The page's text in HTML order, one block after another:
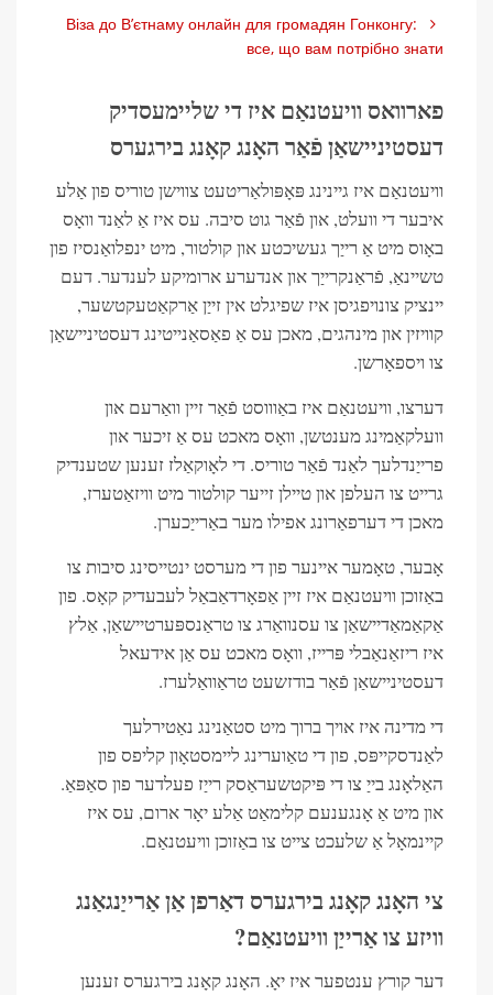
Віза до В’єтнаму онлайн для громадян Гонконгу:
все, що вам потрібно знати
פארוואס וויעטנאַם איז די שליימעסדיק
דעסטיניישאַן פֿאַר האָנג קאָנג בירגערס
וויעטנאַם איז גיינינג פּאָפּולאַריטעט צווישן טוריס פון אַלע
איבער די וועלט, און פֿאַר גוט סיבה. עס איז אַ לאַנד וואָס
באָוס מיט אַ רייַך געשיכטע און קולטור, מיט ינפלואַנסיז פון
טשיינאַ, פֿראַנקרייַך און אנדערע ארומיקע לענדער. דעם
יינציק צונויפגיסן איז שפיגלט אין זייַן אַרקאַטעקטשער,
קוויזין און מינהגים, מאכן עס אַ פאַסאַנייטינג דעסטיניישאַן
צו ויספאָרשן.
דערצו, וויעטנאַם איז באַוווסט פֿאַר זיין וואַרעם און
וועלקאַמינג מענטשן, וואָס מאכט עס אַ זיכער און
פרייַנדלעך לאַנד פֿאַר טוריס. די לאָוקאַלז זענען שטענדיק
גרייט צו העלפן און טיילן זייער קולטור מיט וויזאַטערז,
מאכן די דערפאַרונג אפילו מער באַרייַכערן.
אָבער, טאָמער איינער פון די מערסט ינטייסינג סיבות צו
באַזוכן וויעטנאַם איז זיין אַפאָרדאַבאַל לעבעדיק קאָס. פון
אַקאַמאַדיישאַן צו עסנוואַרג צו טראַנספּערטיישאַן, אַלץ
איז ריזאַנאַבלי פּרייז, וואָס מאכט עס אַן אידעאל
דעסטיניישאַן פֿאַר בודזשעט טראַוואַלערז.
די מדינה איז אויך ברוך מיט סטאַנינג נאַטירלעך
לאַנדסקייפּס, פון די טאַוערינג ליימסטאָון קליפס פון
האַלאָנג בייַ צו די פּיקטשעראַסק רייַז פעלדער פון סאַפּאַ.
און מיט אַ אָנגענעם קלימאַט אַלע יאָר ארום, עס איז
קיינמאָל אַ שלעכט צייט צו באַזוכן וויעטנאַם.
צי האָנג קאָנג בירגערס דאַרפן אַן אַרייַנגאַנג
וויזע צו אַרייַן וויעטנאַם?
דער קורץ ענטפער איז יאָ. האָנג קאָנג בירגערס זענען